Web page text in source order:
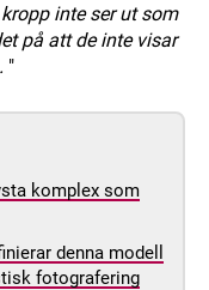
inte ser ut som
på att de inte visar
"
komplex som
denna modell
fotografering